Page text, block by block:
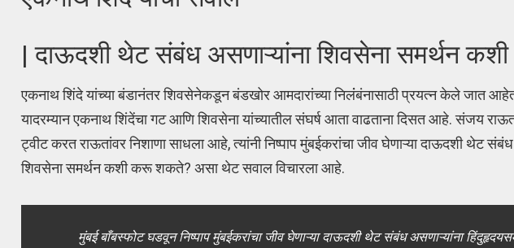
| दाऊदशी थेट संबंध असणाऱ्यांना शिवसेना समर्थन
एकनाथ शिंदे यांच्या बंडानंतर शिवसेनेकडून बंडखोर आमदारांच्या निलंंबंनासाठी प्रयत्न केले जात आहेत,
यादरम्यान एकनाथ शिंदेंचा गट आणि शिवसेना यांच्यातील संघर्ष आता वाढताना दिसत आहे. संजय
ट्वीट करत राऊतांवर निशाणा साधला आहे, त्यांनी निष्पाप मुंबईकरांचा जीव घेणाऱ्या दाऊदशी थेट
शिवसेना समर्थन कशी करू शकते? असा थेट सवाल विचारला आहे.
मुंबई बाँबस्फोट घडवून निष्पाप मुंबईकरांचा जीव घेणाऱ्या दाऊदशी थेट संबंध असणाऱ्यांना